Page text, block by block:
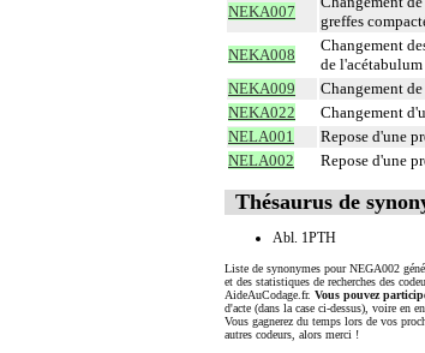
NEKA007
greffes
NEKA008
Changement
de
NEKA009 Changement
NEKA022 Changement
NELA001 Repose d'une
NELA002 Repose d'une
Thésaurus de
Abl. 1PTH
Liste de synonymes pour NEGA002
et des statistiques de recherches des
AideAuCodage.fr. Vous pouvez
d'acte (dans la case ci-dessus), voire en
Vous gagnerez du temps lors de vos
autres codeurs, alors merci !